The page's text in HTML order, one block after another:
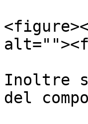
Inoltre
del